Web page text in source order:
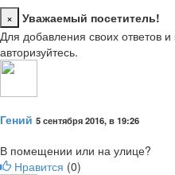
×
Close
Уважаемый посетитель!
Для добавления своих ответов
авторизуйтесь.
Гений 5 сентября 2016, в 19:26
В помещении или на улице?
Нравится (0)